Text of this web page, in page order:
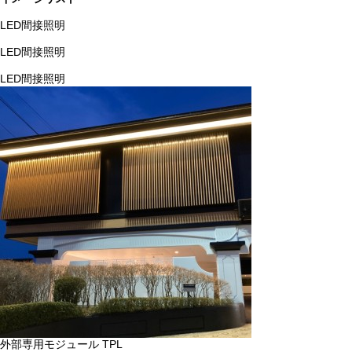
LED間接照明
LED間接照明
LED間接照明
外部専用モジュール TPL